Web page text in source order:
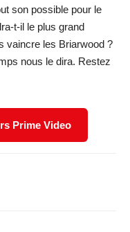
son possible pour le
t-il le plus grand
vaincre les Briarwood ?
nous le dira. Restez
Prime Video